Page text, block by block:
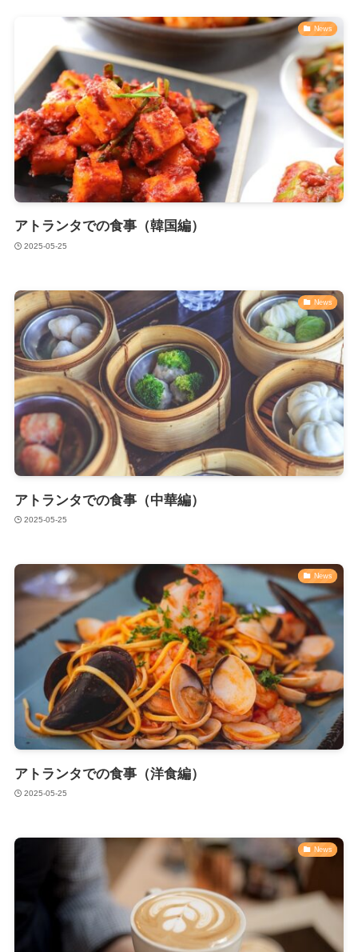
News
アトランタでの食事（韓国編）
2025-05-25
News
アトランタでの食事（中華編）
2025-05-25
News
アトランタでの食事（洋食編）
2025-05-25
News